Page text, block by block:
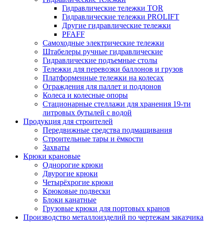
Гидравлические тележки TOR
Гидравлические тележки PROLIFT
Другие гидравлические тележки
PFAFF
Самоходные электрические тележки
Штабелеры ручные гидравлические
Гидравлические подъемные столы
Тележки для перевозки баллонов и грузов
Платформенные тележки на колесах
Ограждения для паллет и поддонов
Колеса и колесные опоры
Стационарные стеллажи для хранения 19-ти
литровых бутылей с водой
Продукция для строителей
Передвижные средства подмащивания
Строительные тары и ёмкости
Захваты
Крюки крановые
Однорогие крюки
Двурогие крюки
Четырёхрогие крюки
Крюковые подвески
Блоки канатные
Грузовые крюки для портовых кранов
Производство металлоизделий по чертежам заказчика